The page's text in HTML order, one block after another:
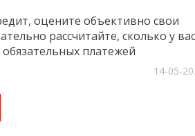
оцените объективно свои
рассчитайте, сколько у вас
обязательных платежей
14-05-